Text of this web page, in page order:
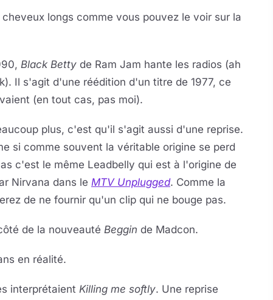
longs comme vous pouvez le voir sur la
Black Betty de Ram Jam hante les radios (ah
Il s'agit d'une réédition d'un titre de 1977, ce
(en tout cas, pas moi).
plus, c'est qu'il s'agit aussi d'une reprise.
si comme souvent la véritable origine se perd
c'est le même Leadbelly qui est à l'origine de
Nirvana dans le MTV Unplugged. Comme la
de ne fournir qu'un clip qui ne bouge pas.
de la nouveauté Beggin de Madcon.
en réalité.
interprétaient Killing me softly. Une reprise